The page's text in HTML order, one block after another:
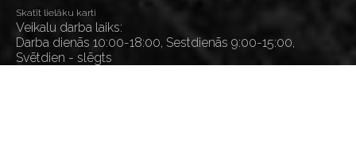
Skatīt lielāku karti
Veikalu darba laiks:
Darba dienās 10:00-18:00, Sestdienās 9:00-15:00,
Svētdien - slēgts